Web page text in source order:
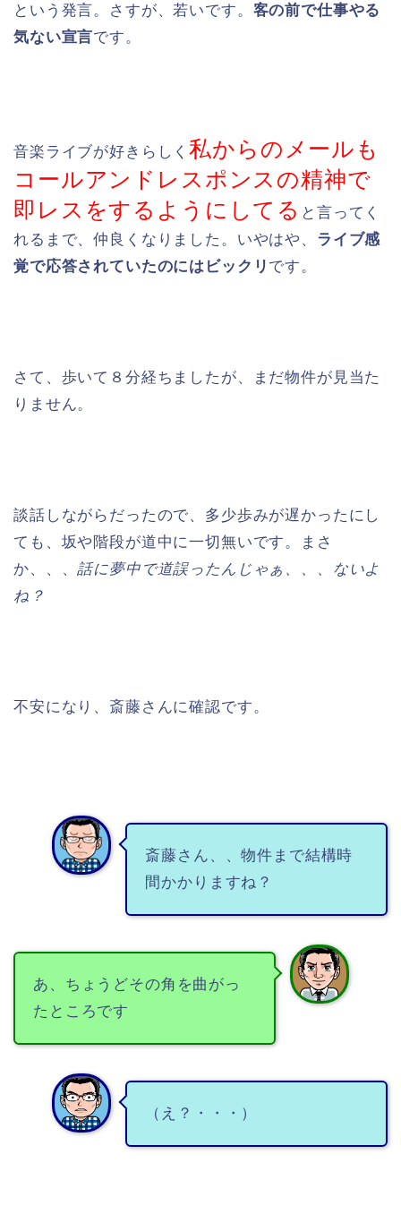
という発言。さすが、若いです。 客の前で仕事やる
気ない宣言です。
音楽ライブが好きらしく私からのメールも
コールアンドレスポンスの精神で
即レスをするようにしてる と言ってく
れるまで、仲良くなりました。いやはや、 ライブ感
覚で応答されていたのにはビックリ です。
さて、歩いて８分経ちましたが、まだ物件が見当た
りません。
談話しながらだったので、多少歩みが遅かったにし
ても、坂や階段が道中に一切無いです。まさ
か、、、話に夢中で道誤ったんじゃぁ、、、ないよ
ね？
不安になり、斎藤さんに確認です。
斎藤さん、、物件まで結構時
間かかりますね？
あ、ちょうどその角を曲がっ
たところです
（え？・・・）